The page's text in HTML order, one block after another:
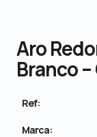
Aro
Branco –
Ref:
Marca: